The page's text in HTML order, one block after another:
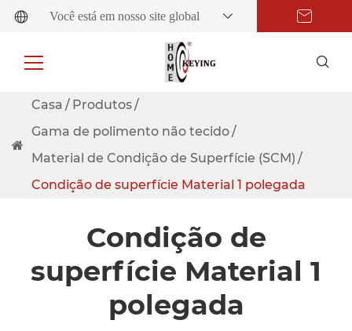
Você está em nosso site global
Casa
Produtos
Gama de polimento não tecido
Material de Condição de Superfície (SCM)
Condição de superfície Material 1 polegada
Condição de
superfície Material 1
polegada